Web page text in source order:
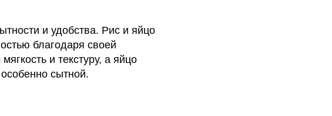
и удобства. Рис и яйцо
благодаря своей
и текстуру, а яйцо
сытной.